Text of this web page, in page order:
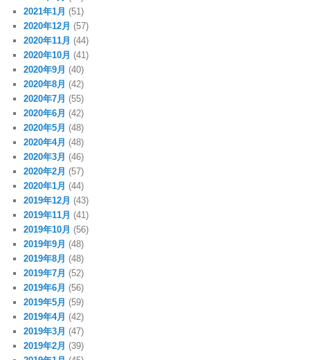
2021年1月 (51)
2020年12月 (57)
2020年11月 (44)
2020年10月 (41)
2020年9月 (40)
2020年8月 (42)
2020年7月 (55)
2020年6月 (42)
2020年5月 (48)
2020年4月 (48)
2020年3月 (46)
2020年2月 (57)
2020年1月 (44)
2019年12月 (43)
2019年11月 (41)
2019年10月 (56)
2019年9月 (48)
2019年8月 (48)
2019年7月 (52)
2019年6月 (56)
2019年5月 (59)
2019年4月 (42)
2019年3月 (47)
2019年2月 (39)